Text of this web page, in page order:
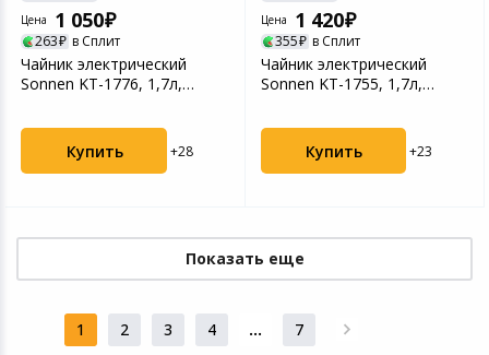
Цена
1 050
263 в Сплит
Чайник электрический
Sonnen KT-1776, 1,7л,
Купить +28
Цена
1 420
355 в Сплит
Чайник электрический
Sonnen KT-1755, 1,7л,
Купить +23
Показать еще
1 2 3 4 ... 7